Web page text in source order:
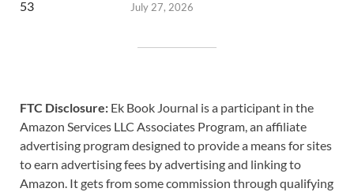
July 27, 2026
FTC Disclosure: Ek Book Journal is a participant in the
Amazon Services LLC Associates Program, an affiliate
advertising program designed to provide a means for sites
to earn advertising fees by advertising and linking to
Amazon. It gets from some commission through qualifying